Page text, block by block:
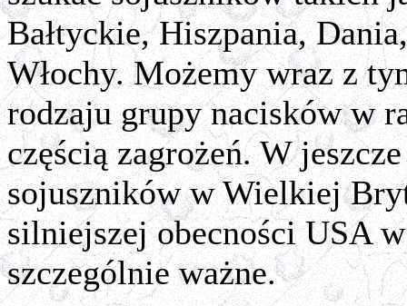
Bałtyckie, Hiszpania,
Włochy. Możemy wraz z
rodzaju grupy nacisków w
częścią zagrożeń. W
sojuszników w Wielkiej
silniejszej obecności USA
szczególnie ważne.